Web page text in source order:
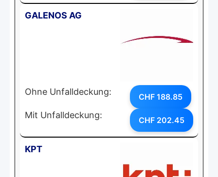
GALENOS AG
Ohne Unfalldeckung: CHF 188.85
Mit Unfalldeckung: CHF 202.45
KPT